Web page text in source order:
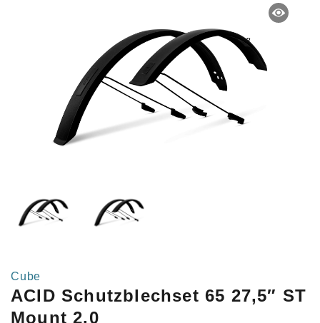
Cube
ACID Schutzblechset 65 27,5″ ST
Mount 2.0